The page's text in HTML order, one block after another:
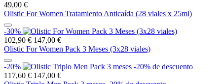
49,00 €
Olistic For Women Tratamiento Anticaída (28 viales x 25ml)
-30%
102,90 € 147,00 €
Olistic For Women Pack 3 Meses (3x28 viales)
-20%
117,60 € 147,00 €